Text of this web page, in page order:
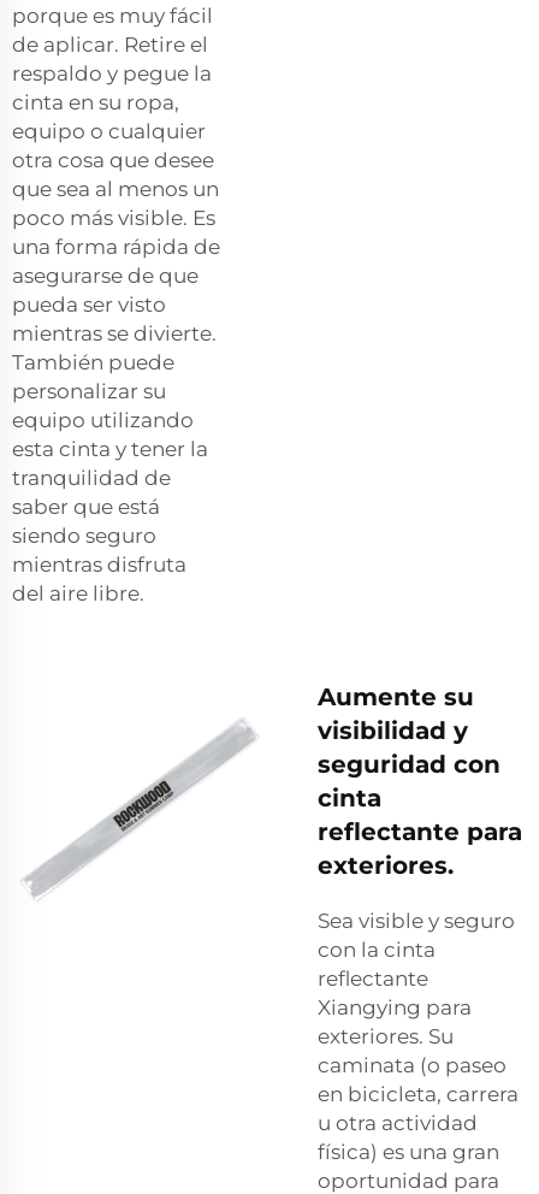
porque es muy fácil
de aplicar. Retire el
respaldo y pegue la
cinta en su ropa,
equipo o cualquier
otra cosa que desee
que sea al menos un
poco más visible. Es
una forma rápida de
asegurarse de que
pueda ser visto
mientras se divierte.
También puede
personalizar su
equipo utilizando
esta cinta y tener la
tranquilidad de
saber que está
siendo seguro
mientras disfruta
del aire libre.
Aumente su
visibilidad y
seguridad con
cinta
reflectante para
exteriores.
Sea visible y seguro
con la cinta
reflectante
Xiangying para
exteriores. Su
caminata (o paseo
en bicicleta, carrera
u otra actividad
física) es una gran
oportunidad para